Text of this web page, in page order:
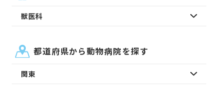
獣医科
都道府県から動物病院を探す
関東